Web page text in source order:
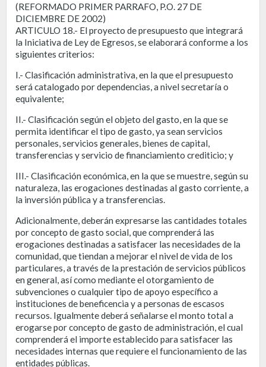
(REFORMADO PRIMER PARRAFO, P.O. 27 DE
DICIEMBRE DE 2002)
ARTICULO 18.- El proyecto de presupuesto que integrará
la Iniciativa de Ley de Egresos, se elaborará conforme a los
siguientes criterios:
I.- Clasificación administrativa, en la que el presupuesto
será catalogado por dependencias, a nivel secretaría o
equivalente;
II.- Clasificación según el objeto del gasto, en la que se
permita identificar el tipo de gasto, ya sean servicios
personales, servicios generales, bienes de capital,
transferencias y servicio de financiamiento crediticio; y
III.- Clasificación económica, en la que se muestre, según su
naturaleza, las erogaciones destinadas al gasto corriente, a
la inversión pública y a transferencias.
Adicionalmente, deberán expresarse las cantidades totales
por concepto de gasto social, que comprenderá las
erogaciones destinadas a satisfacer las necesidades de la
comunidad, que tiendan a mejorar el nivel de vida de los
particulares, a través de la prestación de servicios públicos
en general, así como mediante el otorgamiento de
subvenciones o cualquier tipo de apoyo específico a
instituciones de beneficencia y a personas de escasos
recursos. Igualmente deberá señalarse el monto total a
erogarse por concepto de gasto de administración, el cual
comprenderá el importe establecido para satisfacer las
necesidades internas que requiere el funcionamiento de las
entidades públicas.